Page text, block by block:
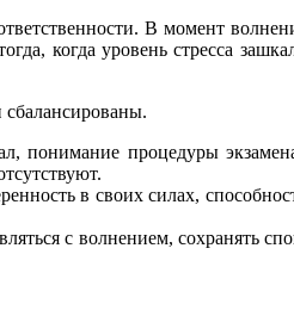
В момент
когда уровень стресса
понимание процедуры
в своих силах,
с волнением, сохранять